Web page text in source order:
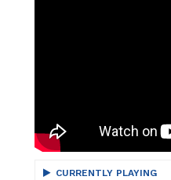
CURRENTLY PLAYING